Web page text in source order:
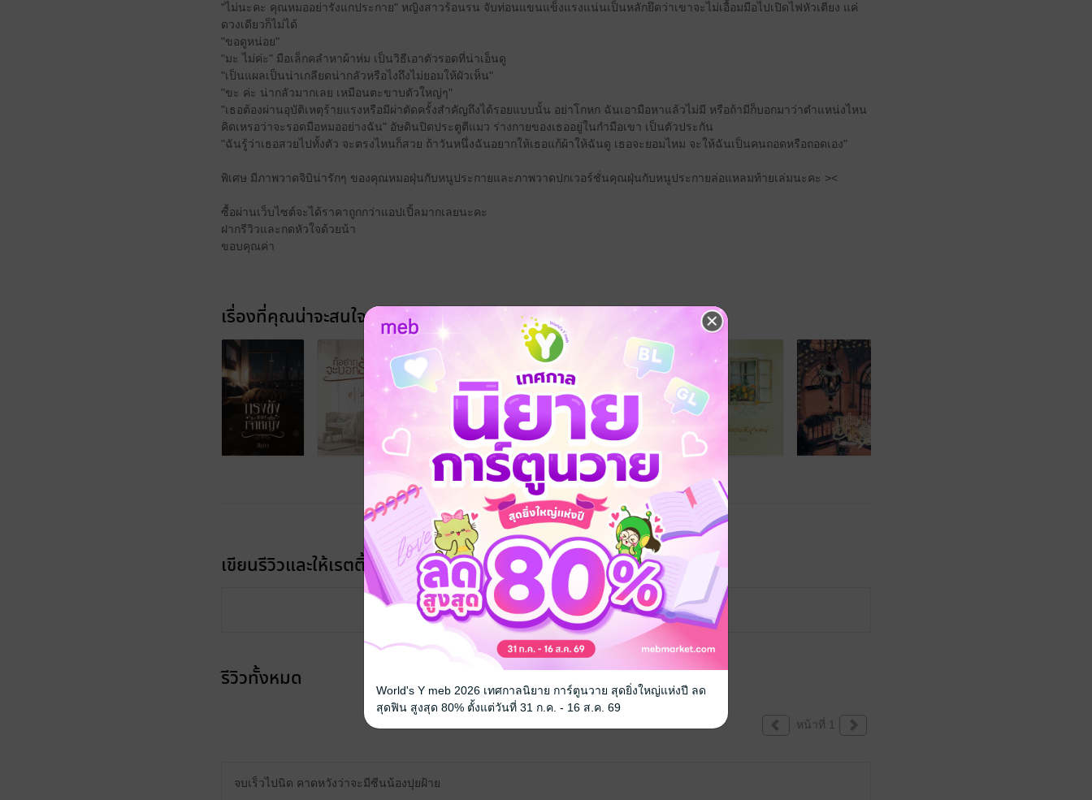
"ไม่นะคะ คุณหมออย่ารังแกประกาย" หญิงสาวร้อนรน จับท่อนแขนแข็งแรงแน่นเป็นหลักยึดว่าเขาจะไม่เอื้อมมือไปเปิดไฟหัวเตียง แค่
ดวงเดียวก็ไม่ได้
"ขอดูหน่อย"
"มะ ไม่ค่ะ" มือเล็กคลำหาผ้าห่ม เป็นวิธีเอาตัวรอดที่น่าเอ็นดู
"เป็นแผลเป็นน่าเกลียดน่ากลัวหรือไงถึงไม่ยอมให้ผัวเห็น"
"ขะ ค่ะ น่ากลัวมากเลย เหมือนตะขาบตัวใหญ่ๆ"
"เธอต้องผ่านอุบัติเหตุร้ายแรงหรือมีผ่าตัดครั้งสำคัญถึงได้รอยแบบนั้น อย่าโกหก ฉันเอามือหาแล้วไม่มี หรือถ้ามีก็บอกมาว่าตำแหน่งไหน
คิดเหรอว่าจะรอดมือหมออย่างฉัน" อัษดินปิดประตูตีแมว ร่างกายของเธออยู่ในกำมือเขา เป็นตัวประกัน
"ฉันรู้ว่าเธอสวยไปทั้งตัว จะตรงไหนก็สวย ถ้าวันหนึ่งฉันอยากให้เธอแก้ผ้าให้ฉันดู เธอจะยอมไหม จะให้ฉันเป็นคนถอดหรือถอดเอง"
พิเศษ มีภาพวาดจิบิน่ารักๆ ของคุณหมอฝุ่นกับหนูประกายและภาพวาดปกเวอร์ชั่นคุณฝุ่นกับหนูประกายล่อแหลมท้ายเล่มนะคะ ><
ซื้อผ่านเว็บไซต์จะได้ราคาถูกกว่าแอปเปิ้ลมากเลยนะคะ
ฝากรีวิวและกดหัวใจด้วยน้า
ขอบคุณค่า
เรื่องที่คุณน่าจะสนใจ
เขียนรีวิวและให้เรตติ้ง
คุณสามารถเข้าสู่ระบบเพื่อแสดงความคิดเห็นได้จ้า
รีวิวทั้งหมด
หน้าที่ 1
จบเร็วไปนิด คาดหวังว่าจะมีซีนน้องปุยฝ้าย
World's Y meb 2026 เทศกาลนิยาย การ์ตูนวาย สุดยิ่งใหญ่แห่งปี ลด
สุดฟิน สูงสุด 80% ตั้งแต่วันที่ 31 ก.ค. - 16 ส.ค. 69